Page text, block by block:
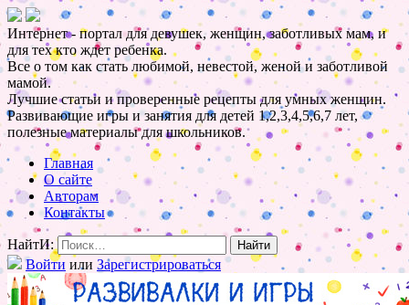
Интернет - портал для девушек, женщин, заботливых мам, и
для тех кто ждет ребенка.
Все о том как стать любимой, невестой, женой и заботливой
мамой.
Лучшие статьи и проверенные рецепты для умных женщин.
Развивающие игры и занятия для детей 1,2,3,4,5,6,7 лет,
полезные материалы для школьников.
Главная
О сайте
Авторам
Контакты
НайтИ:
Войти или Зарегистрироваться